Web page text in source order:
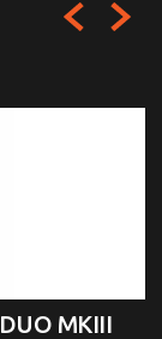
MKIII